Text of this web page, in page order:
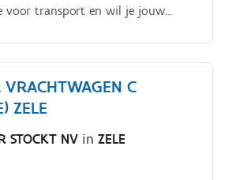
voor transport en wil je jouw
voor jou!.
C
ZELE
STOCKT NV in ZELE